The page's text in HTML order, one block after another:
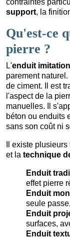
contraintes
support, la
Qu'est-ce
pierre ?
L'enduit
parement
de ciment. Il est
l'aspect de la
manuelles. Il
béton ou enduits
sans son coût ni
Il existe
et la technique
Enduit
effet pierre
Enduit
seule
Enduit
surfaces,
Enduit